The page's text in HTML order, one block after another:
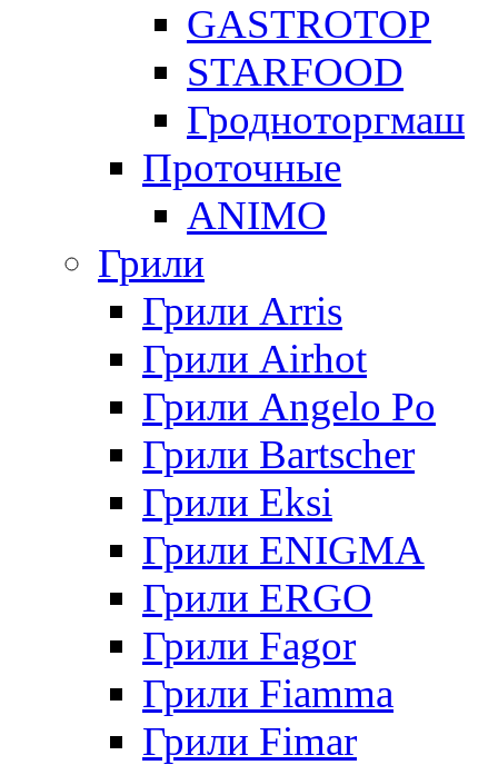
GASTROTOP
STARFOOD
Гродноторгмаш
Проточные
ANIMO
Грили
Грили Arris
Грили Airhot
Грили Angelo Po
Грили Bartscher
Грили Eksi
Грили ENIGMA
Грили ERGO
Грили Fagor
Грили Fiamma
Грили Fimar